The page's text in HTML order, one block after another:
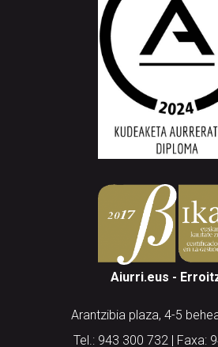
Aiurri.eus -
Arantzibia plaza, 4-5
Tel.: 943 300 732 | Faxa: